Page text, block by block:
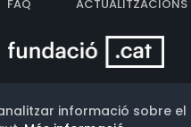
FAQ ACTUALITZACIONS
informació sobre